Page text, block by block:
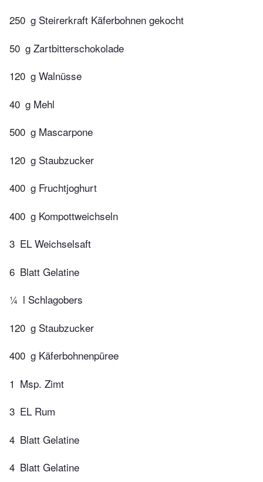
250 g Steirerkraft Käferbohnen gekocht
50 g Zartbitterschokolade
120 g Walnüsse
40 g Mehl
500 g Mascarpone
120 g Staubzucker
400 g Fruchtjoghurt
400 g Kompottweichseln
3 EL Weichselsaft
6 Blatt Gelatine
¼ l Schlagobers
120 g Staubzucker
400 g Käferbohnenpüree
1 Msp. Zimt
3 EL Rum
4 Blatt Gelatine
4 Blatt Gelatine